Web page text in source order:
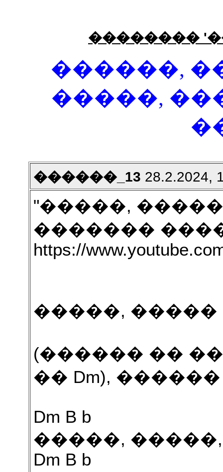
��������
������,
�����,
������_13 28.2.2024,
"�����,
�������
https://
�����, �����
(������ ��
�� Dm),
Dm B b
�����, �����,
Dm B b